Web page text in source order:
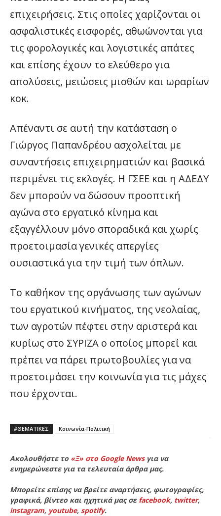
επιχειρήσεις. Στις οποίες χαρίζονται οι
ασφαλιστικές εισφορές, αθωώνονται για
τις φορολογικές και λογιστικές απάτες
και επίσης έχουν το ελεύθερο για
απολύσεις, μειώσεις μισθών και ωραρίων
κοκ.
Απέναντι σε αυτή την κατάσταση ο
Γιώργος Παπανδρέου ασχολείται με
συναντήσεις επιχειρηματιών και βασικά
περιμένει τις εκλογές. Η ΓΣΕΕ και η ΑΔΕΔΥ
δεν μπορούν να δώσουν προοπτική
αγώνα στο εργατικό κίνημα και
εξαγγέλλουν μόνο σποραδικά και χωρίς
προετοιμασία γενικές απεργίες
ουσιαστικά για την τιμή των όπλων.
Το καθήκον της οργάνωσης των αγώνων
του εργατικού κινήματος, της νεολαίας,
των αγροτών πέφτει στην αριστερά και
κυρίως στο ΣΥΡΙΖΑ ο οποίος μπορεί και
πρέπει να πάρει πρωτοβουλίες για να
προετοιμάσει την κοινωνία για τις μάχες
που έρχονται.
#ΘΕΜΑΤΙΚΈΣ Κοινωνία-Πολιτική
Ακολουθήστε το «Ξ» στο Google Newsγια να
ενημερώνεστε για τα τελευταία άρθρα μας.
Μπορείτε επίσης να βρείτε αναρτήσεις, φωτογραφίες,
γραφικά, βίντεο και ηχητικά μας σε facebook, twitter,
instagram, youtube, spotify.